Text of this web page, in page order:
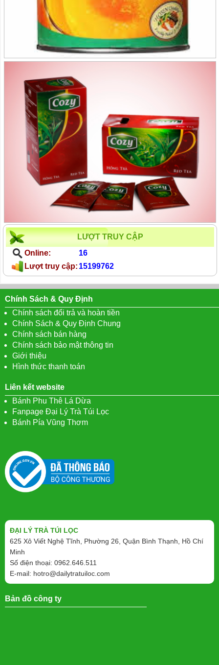
LƯỢT TRUY CẬP
Online:
16
Lượt truy cập: 15199762
Chính Sách & Quy Định
Chính sách đổi trả và hoàn tiền
Chính Sách & Quy Định Chung
Chính sách bán hàng
Chính sách bảo mật thông tin
Giới thiệu
Hình thức thanh toán
Liên kết website
Bánh Phu Thê Lá Dừa
Fanpage Đại Lý Trà Túi Lọc
Bánh Pía Vũng Thơm
ĐẠI LÝ TRÀ TÚI LỌC
625 Xô Viết Nghệ Tĩnh, Phường 26, Quận Bình Thạnh, Hồ Chí
Minh
Số điện thoại: 0962.646.511
E-mail: hotro@dailytratuiloc.com
Bản đồ công ty